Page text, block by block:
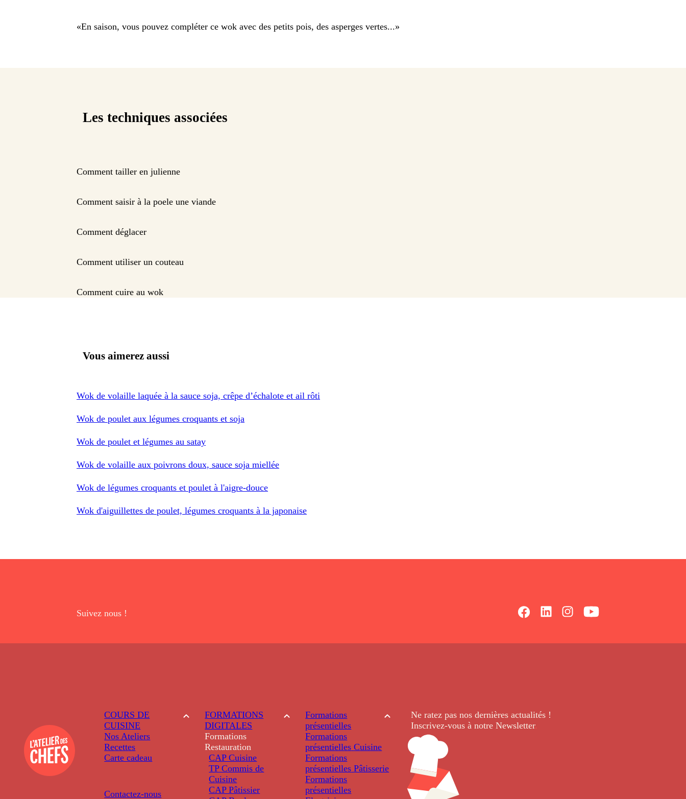
«En saison, vous pouvez compléter ce wok avec des petits pois, des asperges vertes...»
Les techniques associées
Comment tailler en julienne
Comment saisir à la poele une viande
Comment déglacer
Comment utiliser un couteau
Comment cuire au wok
Vous aimerez aussi
Wok de volaille laquée à la sauce soja, crêpe d’échalote et ail rôti
Wok de poulet aux légumes croquants et soja
Wok de poulet et légumes au satay
Wok de volaille aux poivrons doux, sauce soja miellée
Wok de légumes croquants et poulet à l'aigre-douce
Wok d'aiguillettes de poulet, légumes croquants à la japonaise
Suivez nous !
COURS DE
CUISINE
Nos Ateliers
Recettes
Carte cadeau
Contactez-nous
FORMATIONS
DIGITALES
Formations
Restauration
CAP Cuisine
TP Commis de
Cuisine
CAP Pâtissier
Formations
présentielles
Formations
présentielles Cuisine
Formations
présentielles Pâtisserie
Formations
présentielles
Ne ratez pas nos dernièresactualités !
Inscrivez-vous à notre Newsletter.